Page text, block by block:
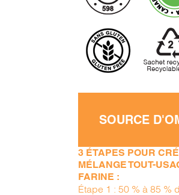
SOURCE
3 ÉTAPES POUR
MÉLANGE TOUT-
FARINE :
Étape 1 : 50 % à 85 %